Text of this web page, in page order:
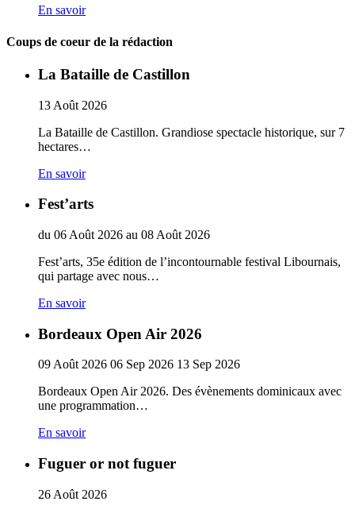
En savoir
Coups de coeur de la rédaction
La Bataille de Castillon
13 Août 2026
La Bataille de Castillon. Grandiose spectacle historique, sur 7
hectares…
En savoir
Fest’arts
du 06 Août 2026 au 08 Août 2026
Fest’arts, 35e édition de l’incontournable festival Libournais,
qui partage avec nous…
En savoir
Bordeaux Open Air 2026
09Août 2026 06 Sep 2026 13 Sep 2026
Bordeaux Open Air 2026. Des évènements dominicaux avec
une programmation…
En savoir
Fuguer or not fuguer
26 Août 2026